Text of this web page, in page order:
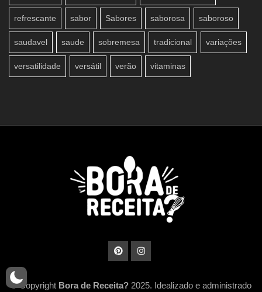
refrescante sabor Sabores saborosa saboroso
saudavel saude sobremesa tradicional variações
versatilidade versátil verão vitaminas
© Copyright Bora de Receita? 2025. Idealizado e administrado